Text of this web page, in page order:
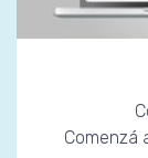
Comenzá